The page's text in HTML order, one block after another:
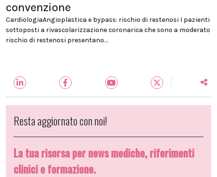
convenzione
CardiologiaAngioplastica e bypass: rischio di restenosi I pazienti
sottoposti a rivascolarizzazione coronarica che sono a moderato
rischio di restenosi presentano...
Resta aggiornato con noi!
La tua risorsa per news mediche, riferimenti
clinici e formazione.